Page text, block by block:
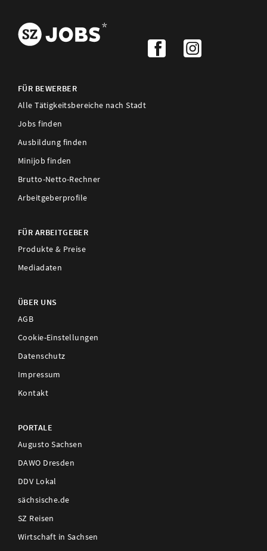
FÜR BEWERBER
Alle Tätigkeitsbereiche nach Stadt
Jobs finden
Ausbildung finden
Minijob finden
Brutto-Netto-Rechner
Arbeitgeberprofile
FÜR ARBEITGEBER
Produkte & Preise
Mediadaten
ÜBER UNS
AGB
Cookie-Einstellungen
Datenschutz
Impressum
Kontakt
PORTALE
Augusto Sachsen
DAWO Dresden
DDV Lokal
sächsische.de
SZ Reisen
Wirtschaft in Sachsen